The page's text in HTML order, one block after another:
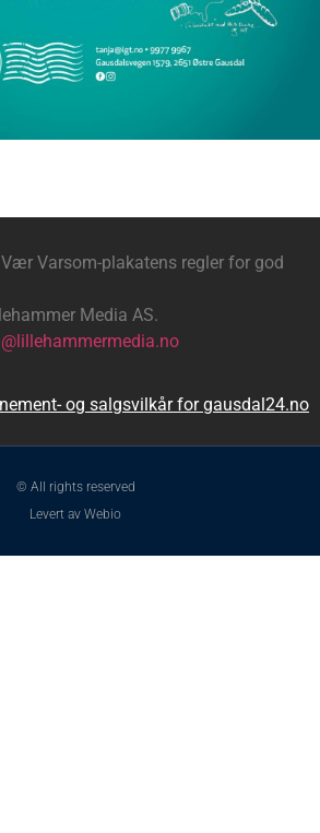
Varsom-plakatens regler for god
Media AS.
og salgsvilkår for gausdal24.no
© All rights reserved
Levert av Webio